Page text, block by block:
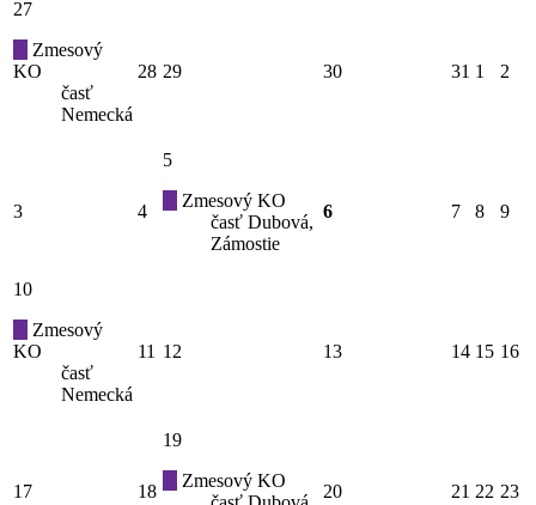
27
Zmesový
KO
časť
Nemecká
28 29 30 31 1 2
3 4
5
Zmesový KO
časť Dubová,
Zámostie
6 7 8 9
10
Zmesový
KO
časť
Nemecká
11 12 13 14 15 16
17 18
19
Zmesový KO
20 21 22 23